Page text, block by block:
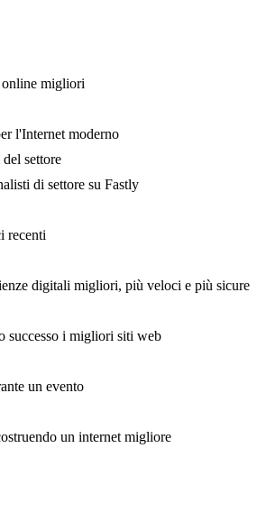
online migliori
l'Internet moderno
settore
di settore su Fastly
recenti
digitali migliori, più veloci e più sicure
successo i migliori siti web
un evento
un internet migliore